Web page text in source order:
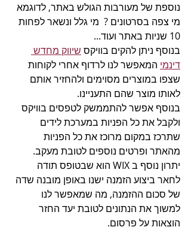
נוספת של מעורבות הגולש באתר, לדוגמא
מי צפה בסרטונים ?  מי גלל ונשאר לפחות
10 שניות באתר ועוד...
בנוסף ניתן להקים בוויקס שיווק מחדש
דינמי המאפשר לנו לרדוף אחרי לקוחות
שצפו במוצרים מסוימים ולהחזיר אותם
לאותו מוצר שהם התעניינו.
בנוסף אפשר להתממשק לטפסים בוויקס
ולקבל את כל הפניות במערכת לידים
שתרכז במקום מרוכז את כל הפניות
מהאתר ופרטים נוספים לטובת מעקב.
יתרון נוסף ב WIX הוא שבטופס תודה
לחאר ביצוע הזמנה ישנו באופן מובנה שדה
של סכום ההזמנה, מה שמאפשר לנו
למשוך את הנתונים לטובת יעד החזר
הוצאות על פרסום.